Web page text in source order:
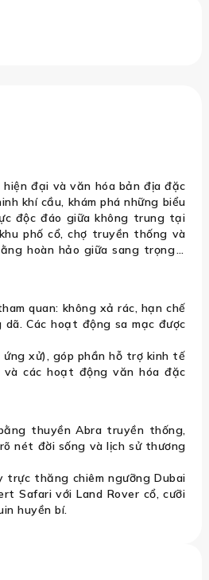
Trực Thăng –
đại và văn hóa bản địa đặc
khí cầu, khám phá những biểu
độc đáo giữa không trung tại
phố cổ, chợ truyền thống và
hoàn hảo giữa sang trọng –
quan: không xả rác, hạn chế
Các hoạt động sa mạc được
xử), góp phần hỗ trợ kinh tế
các hoạt động văn hóa đặc
thuyền Abra truyền thống,
nét đời sống và lịch sử thương
trực thăng chiêm ngưỡng Dubai
Safari với Land Rover cổ, cưỡi
huyền bí.